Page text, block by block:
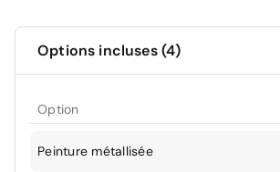
Options incluses (4)
Option
Peinture métallisée